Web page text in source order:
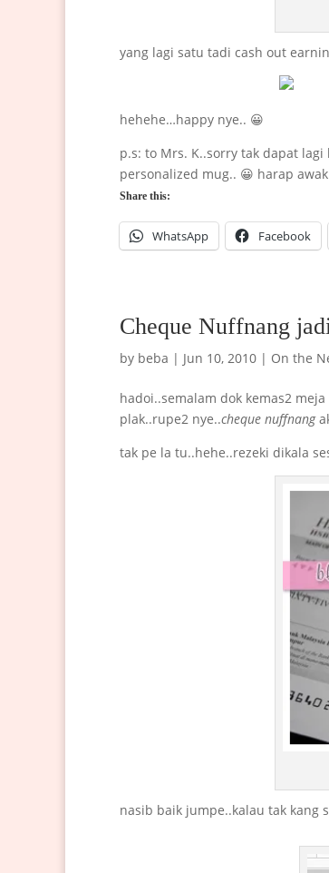
yang lagi satu tadi cash out
hehehe…happy nye.. 😀
p.s: to Mrs. K..sorry tak dapat
personalized mug.. 😀 harap
Share this:
WhatsApp Facebook
Cheque Nuffnang
by beba | Jun 10, 2010 | On the
hadoi..semalam dok kemas2
plak..rupe2 nye..cheque nuffnang
tak pe la tu..hehe..rezeki dikala
nasib baik jumpe..kalau tak kang